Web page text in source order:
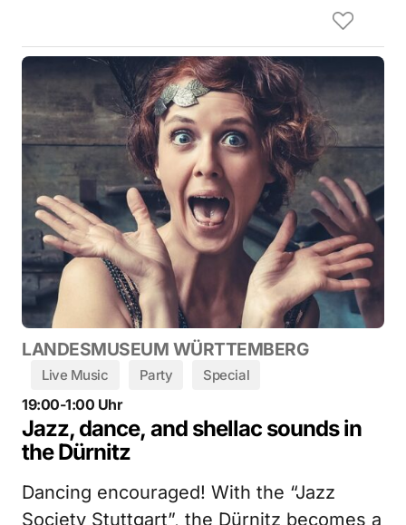
LANDESMUSEUM WÜRTTEMBERG
Live Music Party Special
19:00-1:00 Uhr
Jazz, dance, and shellac sounds in
the Dürnitz
Dancing encouraged! With the “Jazz
Society Stuttgart”, the Dürnitz becomes a